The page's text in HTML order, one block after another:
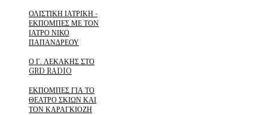
ΟΛΙΣΤΙΚΗ ΙΑΤΡΙΚΗ -
ΕΚΠΟΜΠΕΣ ΜΕ ΤΟΝ
ΙΑΤΡΟ ΝΙΚΟ
ΠΑΠΑΝΔΡΕΟΥ
Ο Γ. ΛΕΚΑΚΗΣ ΣΤΟ
GRD RADIO
ΕΚΠΟΜΠΕΣ ΓΙΑ ΤΟ
ΘΕΑΤΡΟ ΣΚΙΩΝ ΚΑΙ
ΤΟΝ ΚΑΡΑΓΚΙΟΖΗ